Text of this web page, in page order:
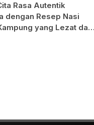
Rasa Autentik
dengan Resep Nasi
yang Lezat dan